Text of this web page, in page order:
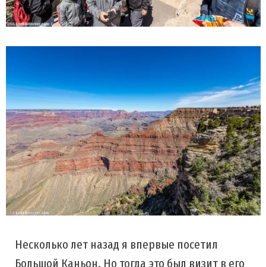
Несколько лет назад я впервые посетил
Большой Каньон. Но тогда это был визит в его